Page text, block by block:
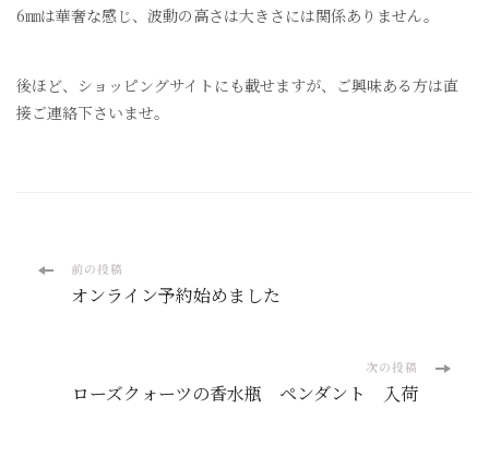
6㎜は華奢な感じ、波動の高さは大きさには関係ありません。
後ほど、ショッピングサイトにも載せますが、ご興味ある方は直
接ご連絡下さいませ。
投
前の投稿
オンライン予約始めました
次の投稿
ローズクォーツの香水瓶 ペンダント 入荷